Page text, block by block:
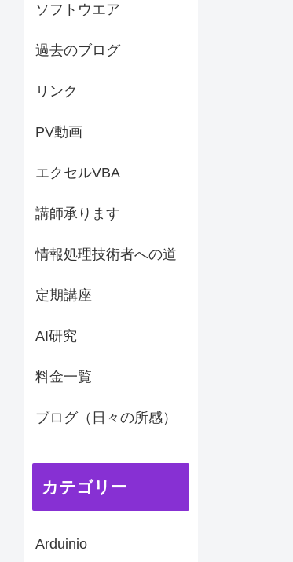
ソフトウエア
過去のブログ
リンク
PV動画
エクセルVBA
講師承ります
情報処理技術者への道
定期講座
AI研究
料金一覧
ブログ（日々の所感）
カテゴリー
Arduinio